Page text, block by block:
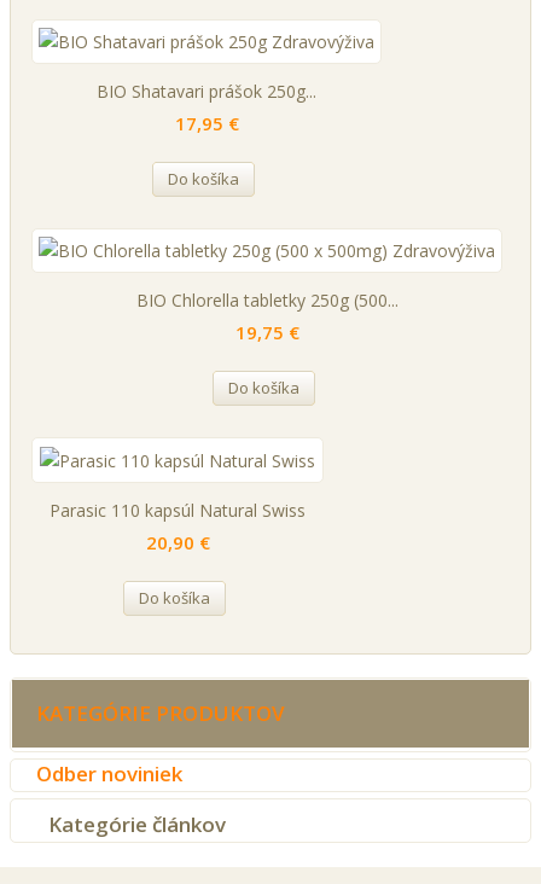
KATEGÓRIE PRODUKTOV
Odber noviniek
Kategórie článkov
BIO Shatavari prášok 250g...
17,95 €
Do košíka
BIO Chlorella tabletky 250g (500...
19,75 €
Do košíka
Parasic 110 kapsúl Natural Swiss
20,90 €
Do košíka